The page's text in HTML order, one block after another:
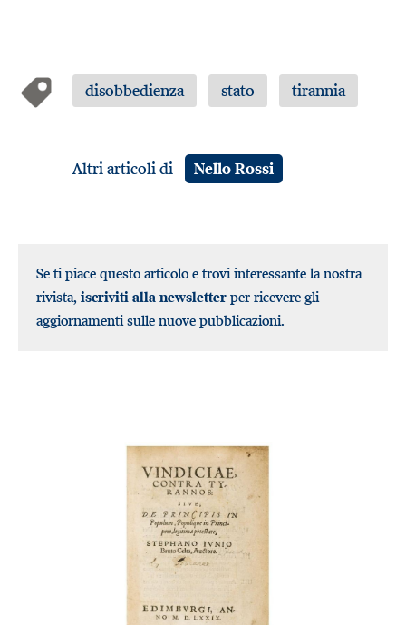
disobbedienza stato tirannia
Altri articoli di Nello Rossi
Se ti piace questo articolo e trovi interessante la nostra
rivista, iscriviti alla newsletter per ricevere gli
aggiornamenti sulle nuove pubblicazioni.